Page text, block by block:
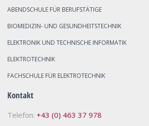
ABENDSCHULE FÜR BERUFSTÄTIGE
BIOMEDIZIN- UND GESUNDHEITSTECHNIK
ELEKTRONIK UND TECHNISCHE INFORMATIK
ELEKTROTECHNIK
FACHSCHULE FÜR ELEKTROTECHNIK
Kontakt
Telefon: +43 (0) 463 37 978